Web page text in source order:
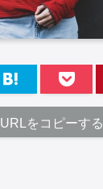
URLをコピーする